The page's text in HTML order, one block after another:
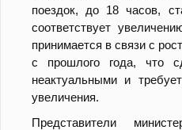
поездок, до 18 часов,
соответствует
принимается в связи с
с прошлого года, что
неактуальными и
увеличения.
Представители